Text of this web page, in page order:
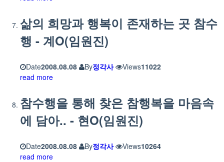
삶의 희망과 행복이 존재하는 곳 참수
행 - 계O(임원진)
Date2008.08.08 By정각사 Views11022
read more
참수행을 통해 찾은 참행복을 마음속
에 담아.. - 현O(임원진)
Date2008.08.08 By정각사 Views10264
read more